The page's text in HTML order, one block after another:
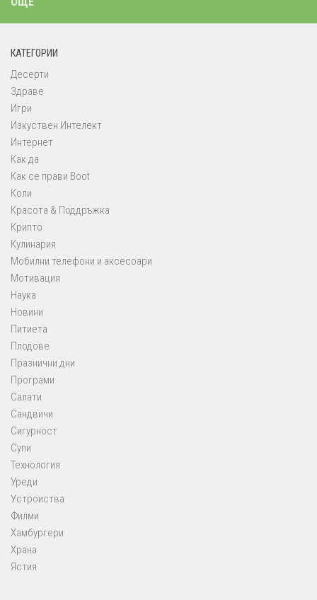
КАТЕГОРИИ
Десерти
Здраве
Игри
Изкуствен Интелект
Интернет
Как да
Как се прави Boot
Коли
Красота & Поддръжка
Крипто
Кулинария
Мобилни телефони и аксесоари
Мотивация
Наука
Новини
Питиета
Плодове
Празнични дни
Програми
Салати
Сандвичи
Сигурност
Супи
Технология
Уреди
Устроиства
Филми
Хамбургери
Храна
Ястия